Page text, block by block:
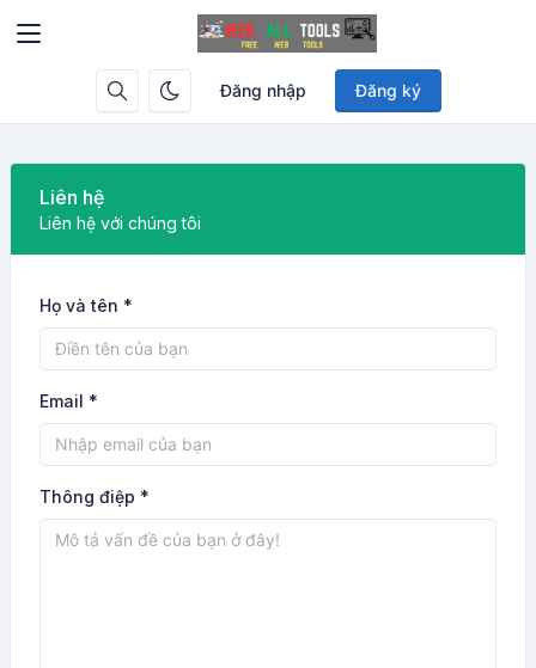
Đăng nhập Đăng ký
Liên hệ
Liên hệ với chúng tôi
Họ và tên *
Email *
Thông điệp *